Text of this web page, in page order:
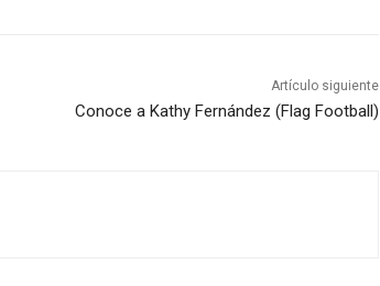
Artículo siguiente
Conoce a Kathy Fernández (Flag Football)